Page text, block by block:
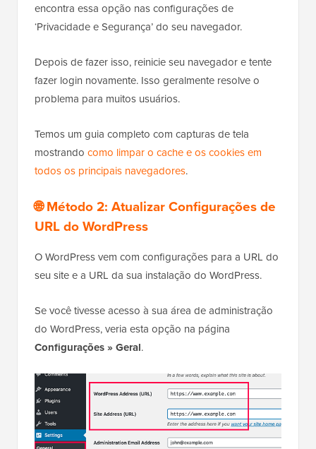
encontra essa opção nas configurações de
‘Privacidade e Segurança’ do seu navegador.
Depois de fazer isso, reinicie seu navegador e tente
fazer login novamente. Isso geralmente resolve o
problema para muitos usuários.
Temos um guia completo com capturas de tela
mostrando como limpar o cache e os cookies em
todos os principais navegadores.
🌐 Método 2: Atualizar Configurações de
URL do WordPress
O WordPress vem com configurações para a URL do
seu site e a URL da sua instalação do WordPress.
Se você tivesse acesso à sua área de administração
do WordPress, veria esta opção na página
Configurações » Geral.